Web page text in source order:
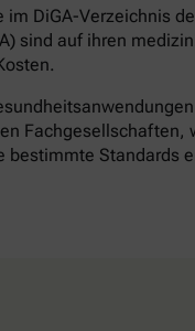
im DiGA-Verzeichnis
sind auf ihren